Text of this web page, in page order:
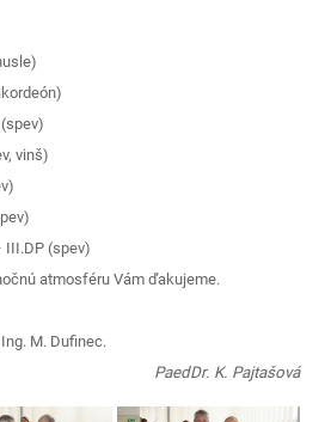
(akordeón)
(spev)
atmosféru Vám ďakujeme.
M. Dufinec.
PaedDr. K. Pajtašová